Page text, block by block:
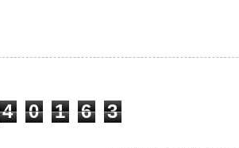
4 0 1 6 3